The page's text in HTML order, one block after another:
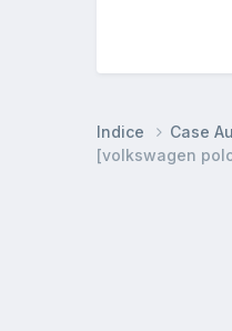
Indice Case
[volkswagen